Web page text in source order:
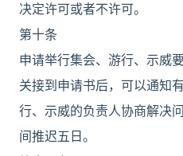
决定许可或者不许可。
第十条
申请举行集会、游行、示威
关接到申请书后，可以通知
行、示威的负责人协商解决
间推迟五日。